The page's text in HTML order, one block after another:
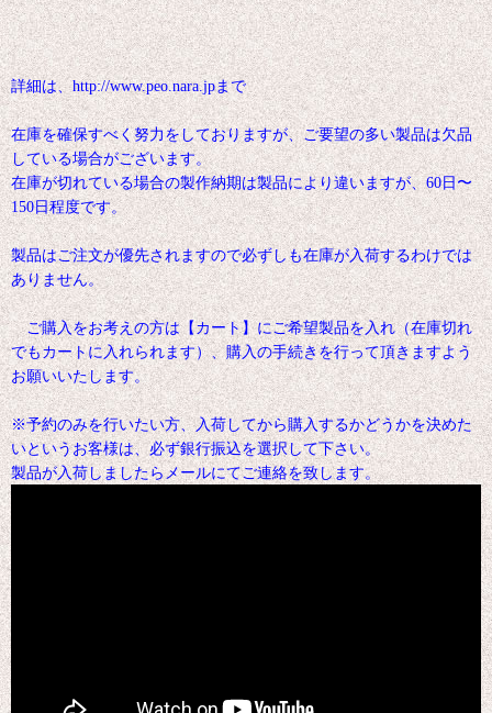
詳細は、http://www.peo.nara.jpまで
在庫を確保すべく努力をしておりますが、ご要望の多い製品は欠品
している場合がございます。
在庫が切れている場合の製作納期は製品により違いますが、60日〜
150日程度です。
製品はご注文が優先されますので必ずしも在庫が入荷するわけでは
ありません。
ご購入をお考えの方は【カート】にご希望製品を入れ（在庫切れ
でもカートに入れられます）、購入の手続きを行って頂きますよう
お願いいたします。
※予約のみを行いたい方、入荷してから購入するかどうかを決めた
いというお客様は、必ず銀行振込を選択して下さい。
製品が入荷しましたらメールにてご連絡を致します。